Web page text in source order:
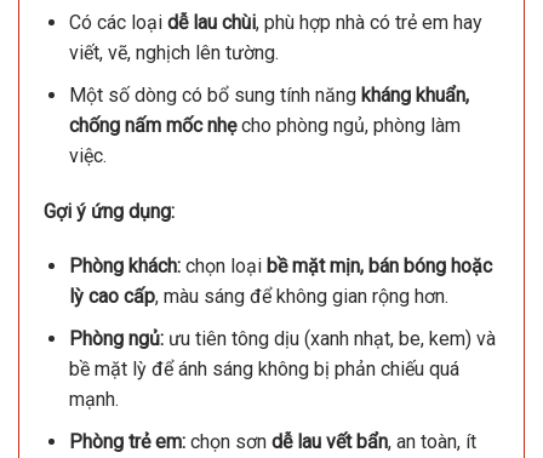
Có các loại dễ lau chùi, phù hợp nhà có trẻ em hay
viết, vẽ, nghịch lên tường.
Một số dòng có bổ sung tính năng kháng khuẩn,
chống nấm mốc nhẹcho phòng ngủ, phòng làm
việc.
Gợi ý ứng dụng:
Phòng khách:chọn loại bề mặt mịn, bán bóng hoặc
lỳ cao cấp, màu sáng để không gian rộng hơn.
Phòng ngủ:ưu tiên tông dịu (xanh nhạt, be, kem) và
bề mặt lỳ để ánh sáng không bị phản chiếu quá
mạnh.
Phòng trẻ em:chọn sơn dễ lau vết bẩn, an toàn, ít